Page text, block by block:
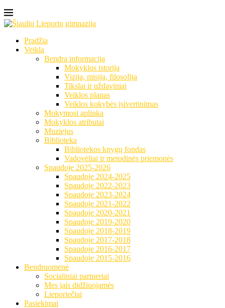
Pradžia
Veikla
Bendra informacija
Mokyklos istorija
Vizija, misija, filosofija
Tikslai ir uždaviniai
Veiklos planas
Veiklos kokybės įsivertinimas
Mokymosi aplinka
Mokyklos atributai
Muziejus
Biblioteka
Bibliotekos knygų fondas
Vadovėliai ir metodinės priemonės
Spaudoje 2025-2026
Spaudoje 2024-2025
Spaudoje 2022-2023
Spaudoje 2023-2024
Spaudoje 2021-2022
Spaudoje 2020-2021
Spaudoje 2019-2020
Spaudoje 2018-2019
Spaudoje 2017-2018
Spaudoje 2016-2017
Spaudoje 2015-2016
Bendruomenė
Socialiniai partneriai
Mes jais didžiuojamės
Lieporiečiai
Pasiekimai